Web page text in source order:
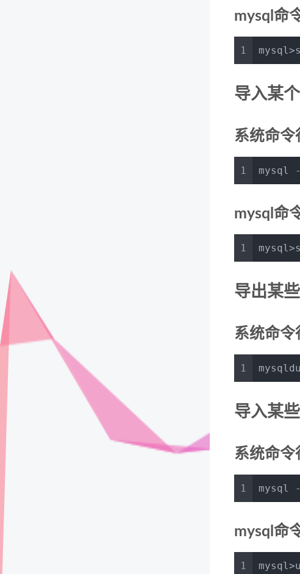
mysql命
1 mysql>
导入某
系统命令
1 mysql
mysql命
1 mysql>
导出某
系统命令
1
导入某
系统命令
1 mysql
mysql命
1